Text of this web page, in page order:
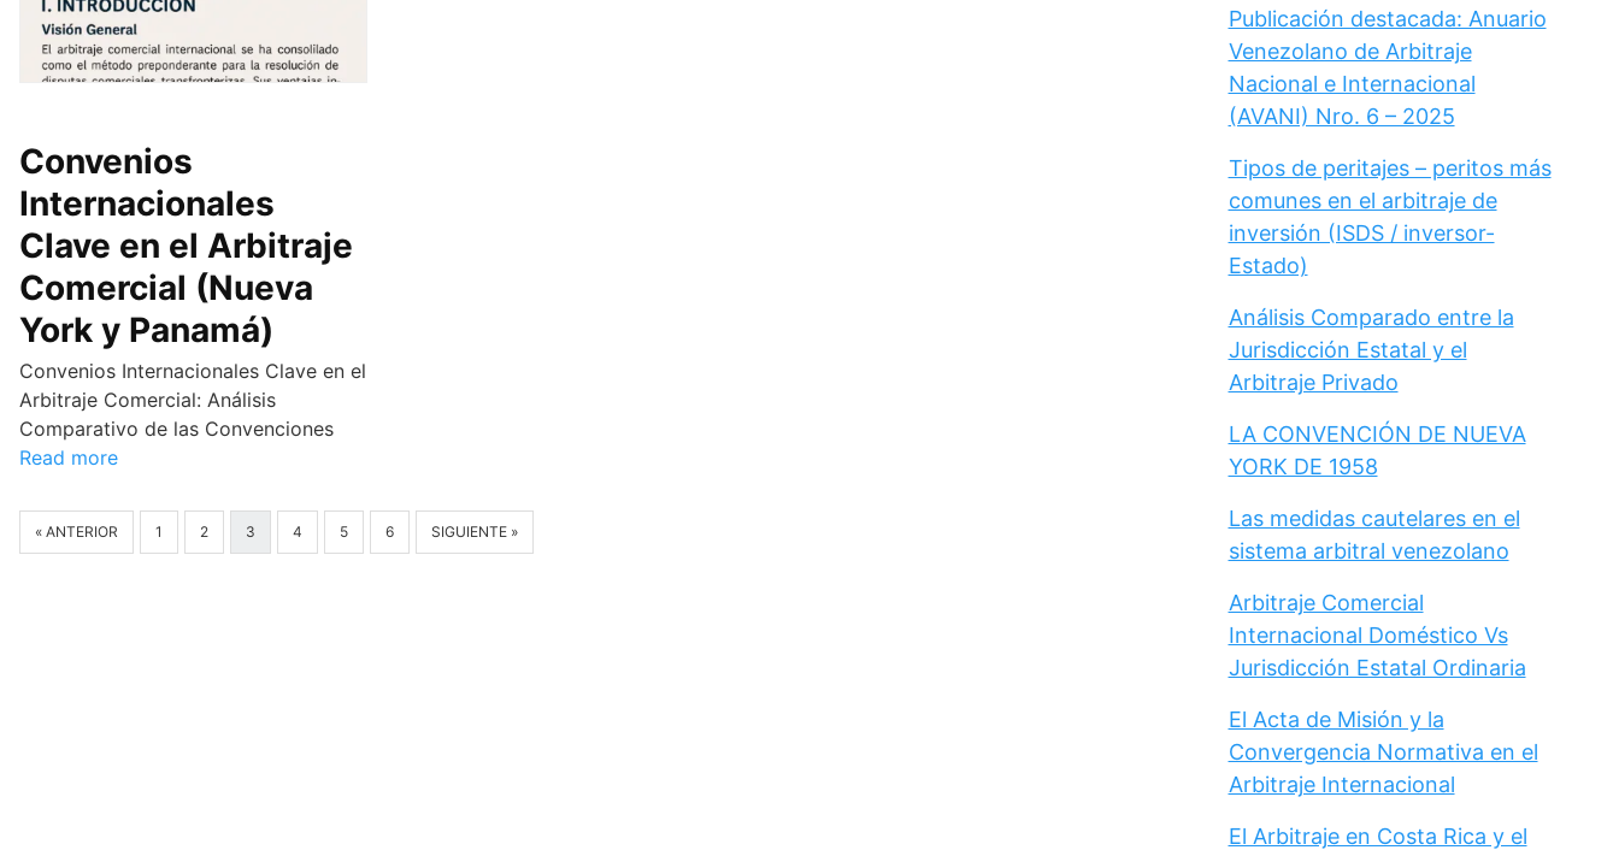
Convenios
Internacionales
Clave en el Arbitraje
Comercial (Nueva
York y Panamá)
Convenios Internacionales Clave en el
Arbitraje Comercial: Análisis
Comparativo de las Convenciones
Read more
« ANTERIOR 1 2 3 4 5 6 SIGUIENTE »
Publicación destacada: Anuario
Venezolano de Arbitraje
Nacional e Internacional
(AVANI) Nro. 6 – 2025
Tipos de peritajes – peritos más
comunes en el arbitraje de
inversión (ISDS / inversor-
Estado)
Análisis Comparado entre la
Jurisdicción Estatal y el
Arbitraje Privado
LA CONVENCIÓN DE NUEVA
YORK DE 1958
Las medidas cautelares en el
sistema arbitral venezolano
Arbitraje Comercial
Internacional Doméstico Vs
Jurisdicción Estatal Ordinaria
El Acta de Misión y la
Convergencia Normativa en el
Arbitraje Internacional
El Arbitraje en Costa Rica y el